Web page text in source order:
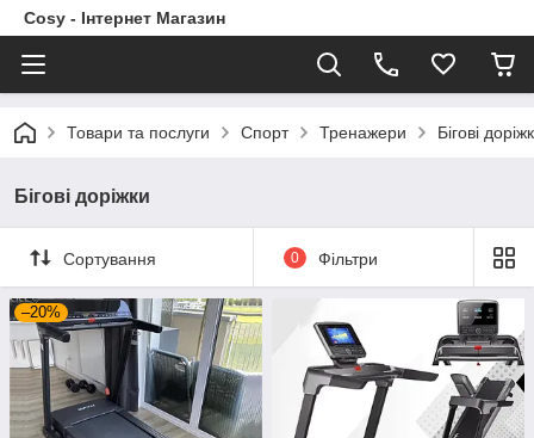
Cosy - Інтернет Магазин
Товари та послуги Спорт Тренажери Бігові
Бігові доріжки
Сортування 0 Фільтри
–20%